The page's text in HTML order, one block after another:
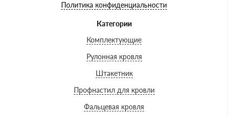
Политика конфиденциальности
Категории
Комплектующие
Рулонная кровля
Штакетник
Профнастил для кровли
Фальцевая кровля